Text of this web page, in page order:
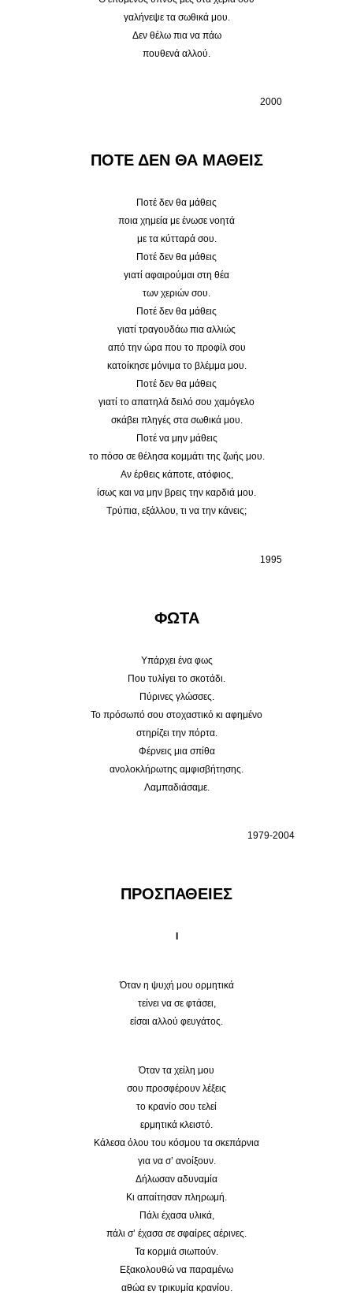
γαλήνεψε τα σωθικά μου.
Δεν θέλω πια να πάω
πουθενά αλλού.
2000
ΠΟΤΕ ΔΕΝ ΘΑ ΜΑΘΕΙΣ
Ποτέ δεν θα μάθεις
ποια χημεία με ένωσε νοητά
με τα κύτταρά σου.
Ποτέ δεν θα μάθεις
γιατί αφαιρούμαι στη θέα
των χεριών σου.
Ποτέ δεν θα μάθεις
γιατί τραγουδάω πια αλλιώς
από την ώρα που το προφίλ σου
κατοίκησε μόνιμα το βλέμμα μου.
Ποτέ δεν θα μάθεις
γιατί το απατηλά δειλό σου χαμόγελο
σκάβει πληγές στα σωθικά μου.
Ποτέ να μην μάθεις
το πόσο σε θέλησα κομμάτι της ζωής μου.
Αν έρθεις κάποτε, ατόφιος,
ίσως και να μην βρεις την καρδιά μου.
Τρύπια, εξάλλου, τι να την κάνεις;
1995
ΦΩΤΑ
Υπάρχει ένα φως
Που τυλίγει το σκοτάδι.
Πύρινες γλώσσες.
Το πρόσωπό σου στοχαστικό κι αφημένο
στηρίζει την πόρτα.
Φέρνεις μια σπίθα
ανολοκλήρωτης αμφισβήτησης.
Λαμπαδιάσαμε.
1979-2004
ΠΡΟΣΠΑΘΕΙΕΣ
Όταν η ψυχή μου ορμητικά
τείνει να σε φτάσει,
είσαι αλλού φευγάτος.
Όταν τα χείλη μου
σου προσφέρουν λέξεις
το κρανίο σου τελεί
ερμητικά κλειστό.
Κάλεσα όλου του κόσμου τα σκεπάρνια
για να σ’ ανοίξουν.
Δήλωσαν αδυναμία
Κι απαίτησαν πληρωμή.
Πάλι έχασα υλικά,
πάλι σ’ έχασα σε σφαίρες αέρινες.
Τα κορμιά σιωπούν.
Εξακολουθώ να παραμένω
αθώα εν τρικυμία κρανίου.